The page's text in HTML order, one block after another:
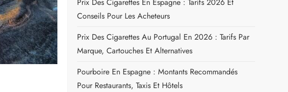
Prix Des Cigarettes En Espagne : Tarifs 2026 Et
Conseils Pour Les Acheteurs
Prix Des Cigarettes Au Portugal En 2026 : Tarifs Par
Marque, Cartouches Et Alternatives
Pourboire En Espagne : Montants Recommandés
Pour Restaurants, Taxis Et Hôtels